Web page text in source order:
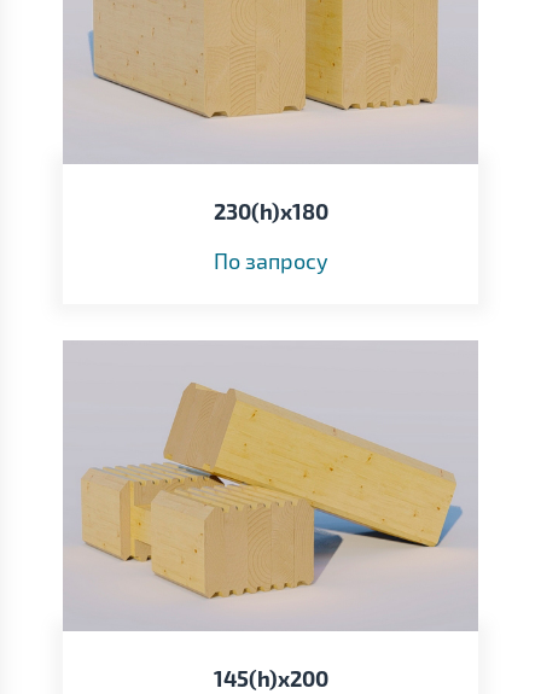
230(h)х180
По запросу
145(h)х200